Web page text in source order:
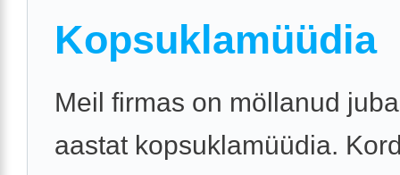
Kopsuklamüüdia
Meil firmas on möllanud
aastat kopsuklamüüdia.